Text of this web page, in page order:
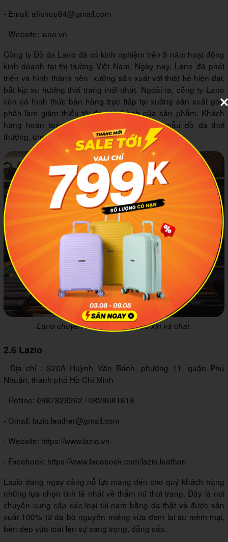
- Email: afishop84@gmail.com
- Website: lano.vn
Công ty Đồ da Lano đã có kinh nghiệm trên 5 năm hoạt động
kinh doanh tại thị trường Việt Nam. Ngày nay, Lano đã phát
triển và hình thành nên xưởng sản xuất với thiết kế hiện đại,
bắt kịp xu hướng thời trang mới nhất. Ngoài ra, công ty Lano
còn có hình thức bán hàng trực tiếp tại xưởng sản xuất góp
phần làm giảm thiểu tối đa giá thành của sản phẩm. Khách
hàng hoàn toàn có thể an tâm lựa chọn mẫu đồ da thời
thượng, ưng ý với mức giá hợp lý nhất.
Lano chuyên về đồ da nam cực xịn và chất
2.6 Lazio
- Địa chỉ : 320A Huỳnh Văn Bánh, phường 11, quận Phú
Nhuận, thành phố Hồ Chí Minh
- Hotline: 0987829262 / 0828081818
- Gmail: lazio.leather@gmail.com
- Website: https://www.lazio.vn
- Facebook: https://www.facebook.com/lazio.leather/
Lazio đang ngày càng nỗ lực mang đến cho quý khách hàng
những lựa chọn tinh tế nhất về thẩm mĩ thời trang. Đây là nơi
chuyên cung cấp các loại túi nam bằng da thật và được sản
xuất 100% từ da bò nguyên miếng vừa đem lại sự mềm mại,
bền đẹp vừa toát lên sự sang trọng, đẳng cấp.